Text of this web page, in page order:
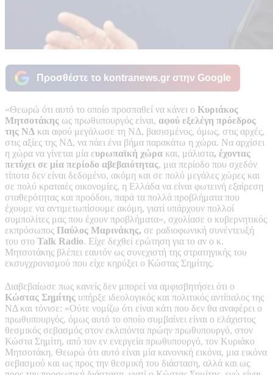
Προσθέστε το kontranews.gr στην Google
«Θεωρώ ότι αυτό το οποίο προσπαθεί να κάνει ο Κυριάκος
Μητσοτάκης ως πρωθυπουργός είναι, αφού εξελέγη πρόεδρος
της ΝΔ και αφού μεγάλωσε τη ΝΔ, βασισμένος, όμως, στις αρχές,
στις αξίες της ΝΔ, να πάει ένα βήμα παρακάτω η χώρα. Να αρχίσει
η χώρα να γίνεται μία ευρωπαϊκή χώρα και, μάλιστα, έχοντας
πετύχει σε μία περίοδο αβεβαιότητας, μια περίοδο που σχεδόν
τίποτα δεν είναι δεδομένο, ακόμη και σε πολύ μεγάλες χώρες και
σε πολύ κραταιές οικονομίες, η Ελλάδα να είναι φωτεινή εξαίρεση
σταθερότητας και προόδου, παρά τα πολλά προβλήματα που
έχουμε να αντιμετωπίσουμε ακόμη, γιατί υπάρχουν πολλοί
συμπολίτες μας που έχουν προβλήματα», σχολίασε ο κυβερνητικός
εκπρόσωπος Παύλος Μαρινάκης, σε ραδιοφωνική συνέντευξή
του στο Talk Radio. Είχε δεχθεί ερώτηση για το αν ο κ.
Μητσοτάκης βλέπει εαυτόν ως συνεχιστή της στρατηγικής του
εκσυγχρονισμού που είχε κηρύξει ο Κώστας Σημίτης.
Διαβεβαίωσε πως κανείς δεν μπορεί να αμφισβητήσει ότι ο
Κώστας Σημίτης υπήρξε ιδεολογικός και πολιτικός αντίπαλος της
ΝΔ και τόνισε: «Ούτε νομίζω ότι είναι κάτι που δεν θα αναφέρει ο
πρωθυπουργός, όμως αυτό το οποίο συμβαίνει είναι ο ελάχιστος
θεσμικός σεβασμός στον εκλιπόντα πρώην πρωθυπουργό, στον
Κώστα Σημίτη, από τον εν ενεργεία πρωθυπουργό, τον Κυριάκο
Μητσοτάκη. Θεωρώ ότι αυτό είναι μία κανονική εικόνα, μια εικόνα
σεβασμού και ως προς την θεσμική του διάσταση, αλλά και ως